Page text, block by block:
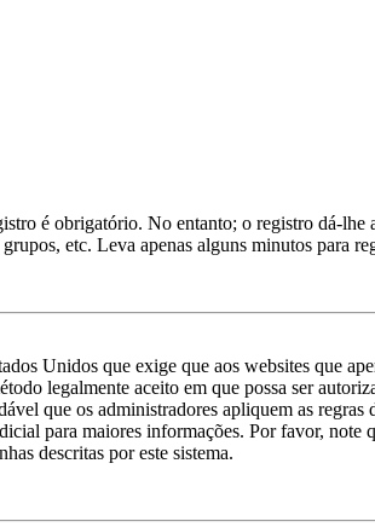
é obrigatório. No entanto; o registro dá-
etc. Leva apenas alguns minutos para
Unidos que exige que aos websites que
legalmente aceito em que possa ser
que os administradores apliquem as
para maiores informações. Por favor,
descritas por este sistema.